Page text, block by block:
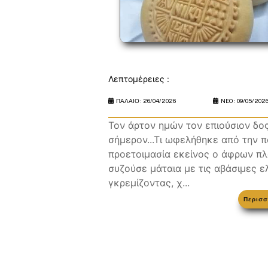
Λεπτομέρειες :
ΠΑΛΑΙΟ : 26/04/2026 NEO : 09/05/
Τον άρτον ημών τον επιούσιον
σήμερον...Τι ωφελήθηκε από την
προετοιμασία εκείνος ο άφρων
συζούσε μάταια με τις αβάσιμες
γκρεμίζοντας, χ...